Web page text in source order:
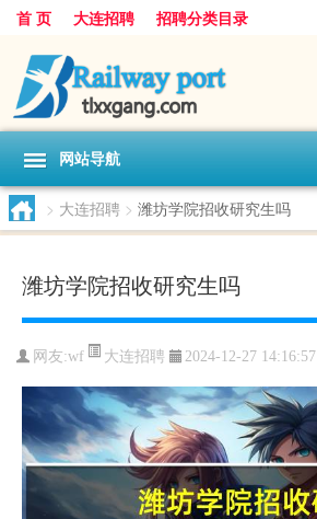
首 页 大连招聘 招聘分类目录
网站导航
> 大连招聘 > 潍坊学院招收研究生吗
潍坊学院招收研究生吗
网友:wf 大连招聘 2024-12-27 14:16:57